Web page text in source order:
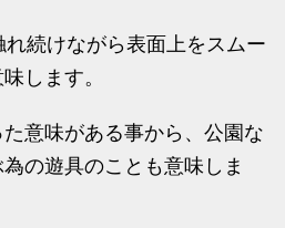
れ続けながら表面上をスムー
します。
意味がある事から、公園な
の遊具のことも意味しま